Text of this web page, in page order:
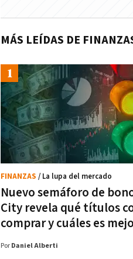
MÁS LEÍDAS DE
Nuevo semáforo de
City revela qué títulos
comprar y cuáles es
FINANZAS / La lupa del mercado
Por Daniel Alberti